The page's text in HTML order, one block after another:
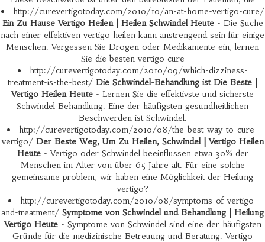
http://curevertigotoday.com/2010/10/an-at-home-vertigo-cure/
Ein Zu Hause Vertigo Heilen | Heilen Schwindel Heute- Die Suche
nach einer effektiven vertigo heilen kann anstrengend sein für einige
Menschen. Vergessen Sie Drogen oder Medikamente ein, lernen
Sie die besten vertigo cure
http://curevertigotoday.com/2010/09/which-dizziness-
treatment-is-the-best/ Die Schwindel-Behandlung ist Die Beste |
Vertigo Heilen Heute - Lernen Sie die effektivste und sicherste
Schwindel Behandlung. Eine der häufigsten gesundheitlichen
Beschwerden ist Schwindel.
http://curevertigotoday.com/2010/08/the-best-way-to-cure-
vertigo/ Der Beste Weg, Um Zu Heilen, Schwindel | Vertigo Heilen
Heute- Vertigo oder Schwindel beeinflussen etwa 30% der
Menschen im Alter von über 65 Jahre alt. Für eine solche
gemeinsame problem, wir haben eine Möglichkeit der Heilung
vertigo?
http://curevertigotoday.com/2010/08/symptoms-of-vertigo-
and-treatment/ Symptome von Schwindel und Behandlung | Heilung
Vertigo Heute- Symptome von Schwindel sind eine der häufigsten
Gründe für die medizinische Betreuung und Beratung. Vertigo